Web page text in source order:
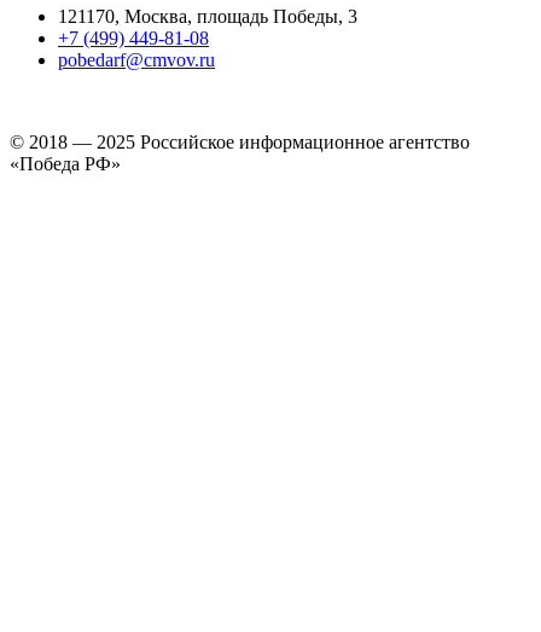
121170, Москва, площадь Победы, 3
+7 (499) 449-81-08
pobedarf@cmvov.ru
© 2018 — 2025 Российское информационное агентство
«Победа РФ»